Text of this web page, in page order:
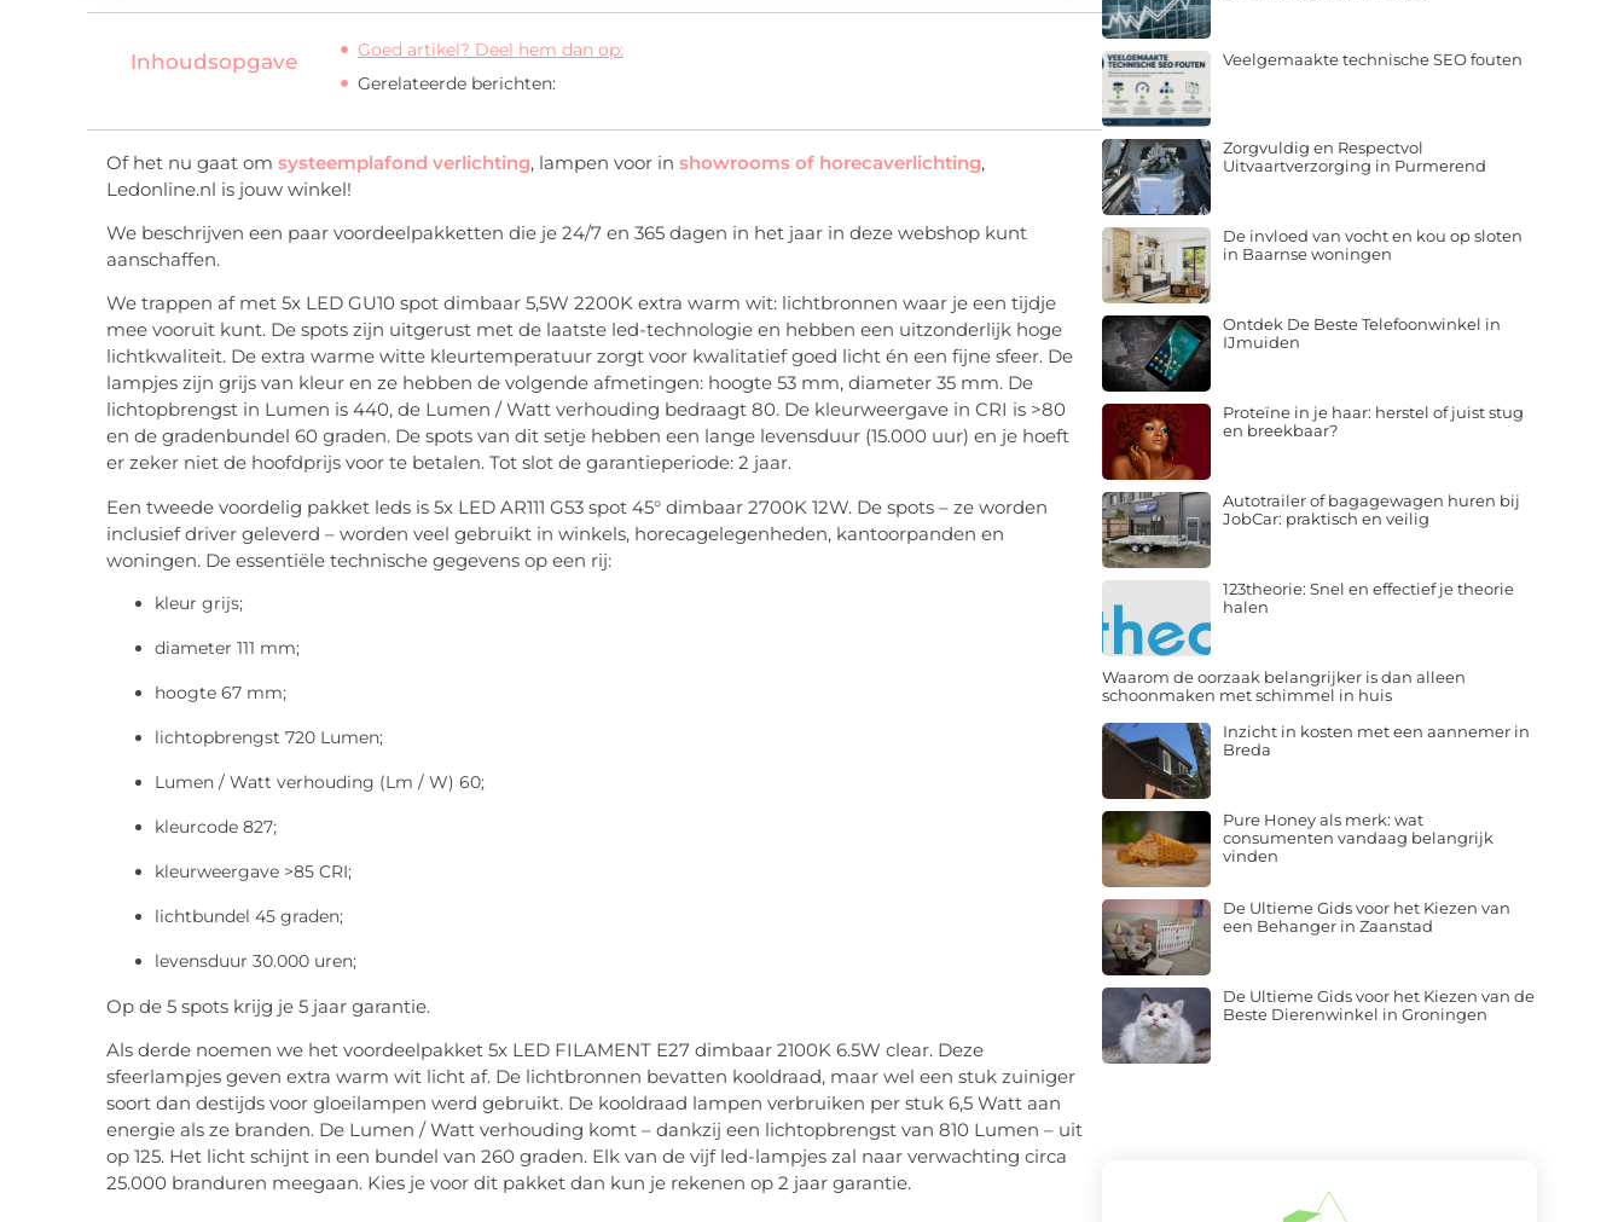
Inhoudsopgave
Goed artikel? Deel hem dan op:
Gerelateerde berichten:
Of het nu gaat om systeemplafond verlichting, lampen voor in showrooms of horecaverlichting,
Ledonline.nl is jouw winkel!
We beschrijven een paar voordeelpakketten die je 24/7 en 365 dagen in het jaar in deze webshop kunt
aanschaffen.
We trappen af met 5x LED GU10 spot dimbaar 5,5W 2200K extra warm wit: lichtbronnen waar je een tijdje
mee vooruit kunt. De spots zijn uitgerust met de laatste led-technologie en hebben een uitzonderlijk hoge
lichtkwaliteit. De extra warme witte kleurtemperatuur zorgt voor kwalitatief goed licht én een fijne sfeer. De
lampjes zijn grijs van kleur en ze hebben de volgende afmetingen: hoogte 53 mm, diameter 35 mm. De
lichtopbrengst in Lumen is 440, de Lumen / Watt verhouding bedraagt 80. De kleurweergave in CRI is >80
en de gradenbundel 60 graden. De spots van dit setje hebben een lange levensduur (15.000 uur) en je hoeft
er zeker niet de hoofdprijs voor te betalen. Tot slot de garantieperiode: 2 jaar.
Een tweede voordelig pakket leds is 5x LED AR111 G53 spot 45° dimbaar 2700K 12W. De spots – ze worden
inclusief driver geleverd – worden veel gebruikt in winkels, horecagelegenheden, kantoorpanden en
woningen. De essentiële technische gegevens op een rij:
kleur grijs;
diameter 111 mm;
hoogte 67 mm;
lichtopbrengst 720 Lumen;
Lumen / Watt verhouding (Lm / W) 60;
kleurcode 827;
kleurweergave >85 CRI;
lichtbundel 45 graden;
levensduur 30.000 uren;
Op de 5 spots krijg je 5 jaar garantie.
Als derde noemen we het voordeelpakket 5x LED FILAMENT E27 dimbaar 2100K 6.5W clear. Deze
sfeerlampjes geven extra warm wit licht af. De lichtbronnen bevatten kooldraad, maar wel een stuk zuiniger
soort dan destijds voor gloeilampen werd gebruikt. De kooldraad lampen verbruiken per stuk 6,5 Watt aan
energie als ze branden. De Lumen / Watt verhouding komt – dankzij een lichtopbrengst van 810 Lumen – uit
op 125. Het licht schijnt in een bundel van 260 graden. Elk van de vijf led-lampjes zal naar verwachting circa
25.000 branduren meegaan. Kies je voor dit pakket dan kun je rekenen op 2 jaar garantie.
Veelgemaakte technische SEO fouten
Zorgvuldig en Respectvol
Uitvaartverzorging in Purmerend
De invloed van vocht en kou op sloten
in Baarnse woningen
Ontdek De Beste Telefoonwinkel in
IJmuiden
Proteïne in je haar: herstel of juist stug
en breekbaar?
Autotrailer of bagagewagen huren bij
JobCar: praktisch en veilig
123theorie: Snel en effectief je theorie
halen
Waarom de oorzaak belangrijker is dan alleen
schoonmaken met schimmel in huis
Inzicht in kosten met een aannemer in
Breda
Pure Honey als merk: wat
consumenten vandaag belangrijk
vinden
De Ultieme Gids voor het Kiezen van
een Behanger in Zaanstad
De Ultieme Gids voor het Kiezen van de
Beste Dierenwinkel in Groningen